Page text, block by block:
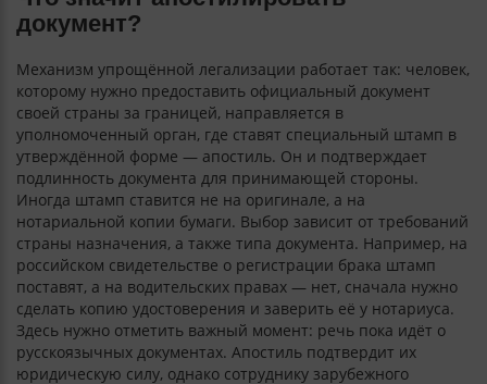
документ?
Механизм упрощённой легализации работает так: человек,
которому нужно предоставить официальный документ
своей страны за границей, направляется в
уполномоченный орган, где ставят специальный штамп в
утверждённой форме — апостиль. Он и подтверждает
подлинность документа для принимающей стороны.
Иногда штамп ставится не на оригинале, а на
нотариальной копии бумаги. Выбор зависит от требований
страны назначения, а также типа документа. Например, на
российском свидетельстве о регистрации брака штамп
поставят, а на водительских правах — нет, сначала нужно
сделать копию удостоверения и заверить её у нотариуса.
Здесь нужно отметить важный момент: речь пока идёт о
русскоязычных документах. Апостиль подтвердит их
юридическую силу, однако сотруднику зарубежного